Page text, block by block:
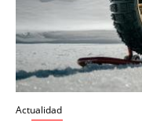
Actualidad